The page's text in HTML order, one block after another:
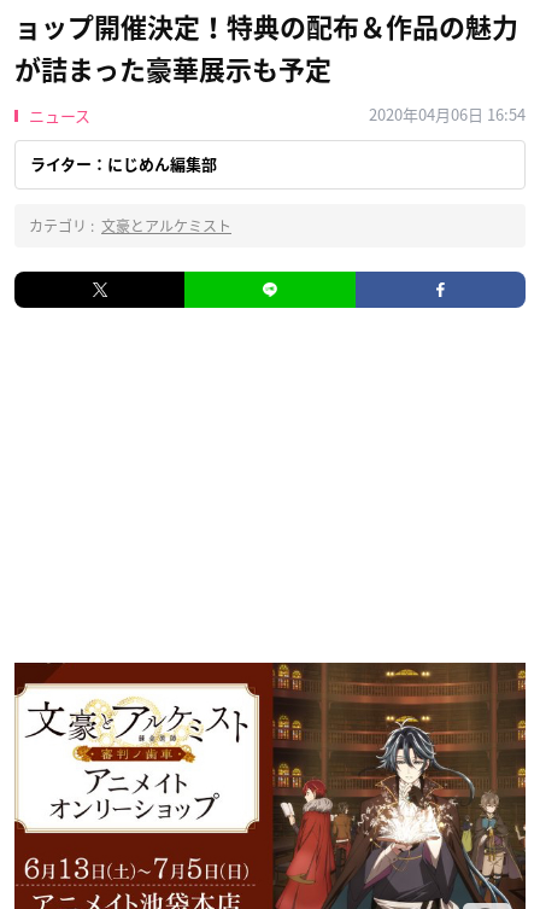
ョップ開催決定！特典の配布＆作品の魅力
が詰まった豪華展示も予定
ニュース 2020年04月06日 16:54
ライター：にじめん編集部
カテゴリ : 文豪とアルケミスト